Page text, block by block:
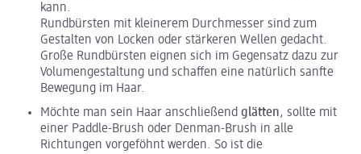
kann.
Rundbürsten mit kleinerem Durchmesser sind zum
Gestalten von Locken oder stärkeren Wellen gedacht.
Große Rundbürsten eignen sich im Gegensatz dazu zur
Volumengestaltung und schaffen eine natürlich sanfte
Bewegung im Haar.
Möchte man sein Haar anschließend glätten, sollte mit
einer Paddle-Brush oder Denman-Brush in alle
Richtungen vorgeföhnt werden. So ist die